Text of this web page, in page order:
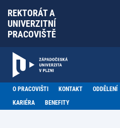
REKTORÁT A
UNIVERZITNÍ
PRACOVIŠTĚ
O PRACOVIŠTI KONTAKT ODDĚLENÍ
KARIÉRA
BENEFITY